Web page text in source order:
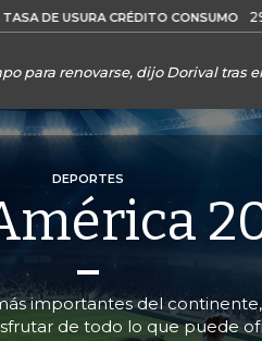
CRÉDITO CONSUMO 29,66%
para renovarse, dijo Dorival tras
DEPORTES
importantes del
de todo lo que puede